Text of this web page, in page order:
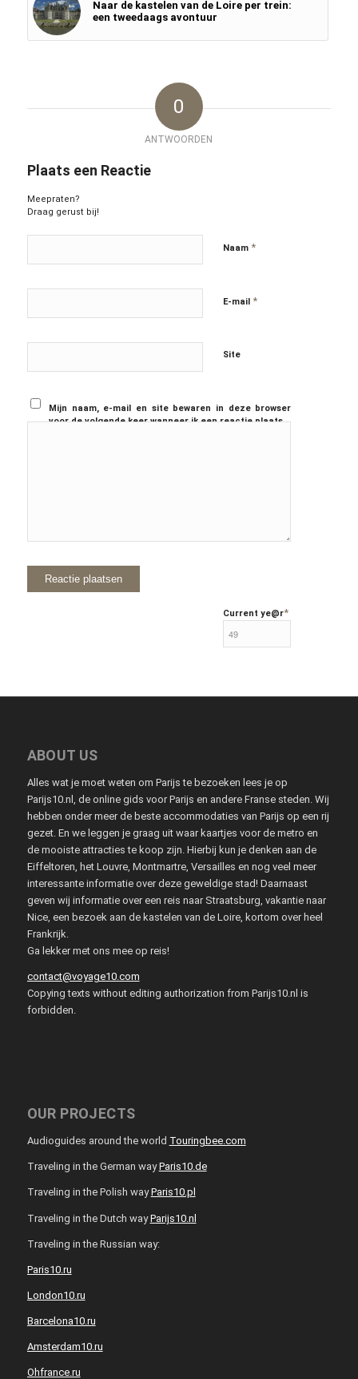
Naar de kastelen van de Loire per trein:
een tweedaags avontuur
0
ANTWOORDEN
Plaats een Reactie
Meepraten?
Draag gerust bij!
Naam *
E-mail *
Site
Mijn naam, e-mail en site bewaren in deze browser
voor de volgende keer wanneer ik een reactie plaats.
Current ye@r*
ABOUT US
Alles wat je moet weten om Parijs te bezoeken lees je op
Parijs10.nl, de online gids voor Parijs en andere Franse steden. Wij
hebben onder meer de beste accommodaties van Parijs op een rij
gezet. En we leggen je graag uit waar kaartjes voor de metro en
de mooiste attracties te koop zijn. Hierbij kun je denken aan de
Eiffeltoren, het Louvre, Montmartre, Versailles en nog veel meer
interessante informatie over deze geweldige stad! Daarnaast
geven wij informatie over een reis naar Straatsburg, vakantie naar
Nice, een bezoek aan de kastelen van de Loire, kortom over heel
Frankrijk.
Ga lekker met ons mee op reis!
contact@voyage10.com
Copying texts without editing authorization from Parijs10.nl is
forbidden.
OUR PROJECTS
Audioguides around the world Touringbee.com
Traveling in the German wayParis10.de
Traveling in the Polish wayParis10.pl
Traveling in the Dutch wayParijs10.nl
Traveling in the Russian way:
Paris10.ru
London10.ru
Barcelona10.ru
Amsterdam10.ru
Ohfrance.ru